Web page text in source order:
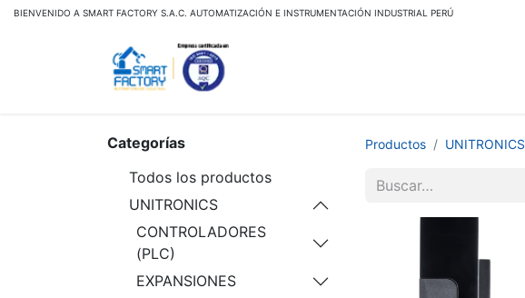
BIENVENIDO A SMART FACTORY S.A.C. AUTOMATIZACIÓN E INSTRUMENTACIÓN INDUSTRIAL PERÚ
Categorías
Todos los productos
UNITRONICS
CONTROLADORES
(PLC)
EXPANSIONES
Productos UNITRONICS